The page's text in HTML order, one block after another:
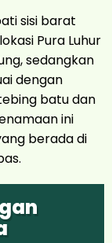
sisi barat
Pura Luhur
sedangkan
dengan
batu dan
ini
berada di